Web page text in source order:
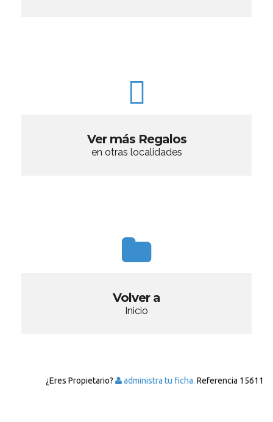
Ver más Regalos
en otras localidades
Volver a
Inicio
¿Eres Propietario? administra tu ficha. Referencia 15611